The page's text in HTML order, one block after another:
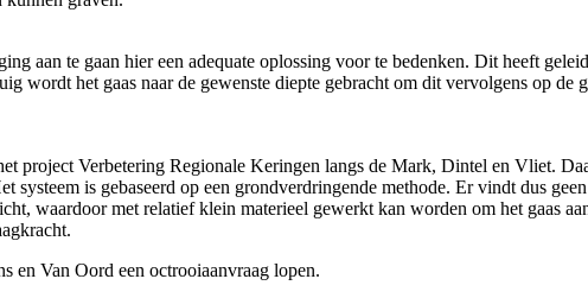
aan te gaan hier een adequate oplossing voor te bedenken. Dit heeft
wordt het gaas naar de gewenste diepte gebracht om dit vervolgens op
project Verbetering Regionale Keringen langs de Mark, Dintel en Vliet.
is gebaseerd op een grondverdringende methode. Er vindt dus
waardoor met relatief klein materieel gewerkt kan worden om het gaas
en Van Oord een octrooiaanvraag lopen.